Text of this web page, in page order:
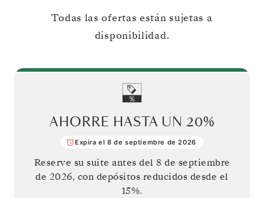
Todas las ofertas están sujetas a
disponibilidad.
AHORRE HASTA UN 20%
Expira el 8 de septiembre de 2026
Reserve su suite antes del 8 de septiembre
de 2026, con depósitos reducidos desde el
15%.